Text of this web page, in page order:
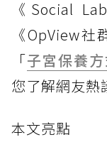
《Social
《OpView
「子宮保養方
您了解網友熱
本文亮點